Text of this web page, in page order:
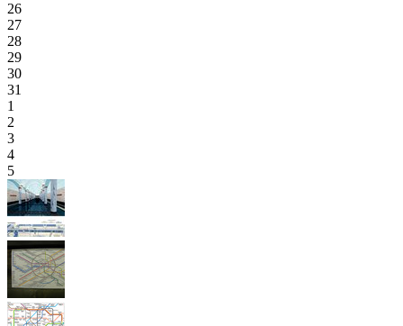
26
27
28
29
30
31
1
2
3
4
5